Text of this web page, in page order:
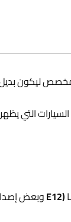
التي